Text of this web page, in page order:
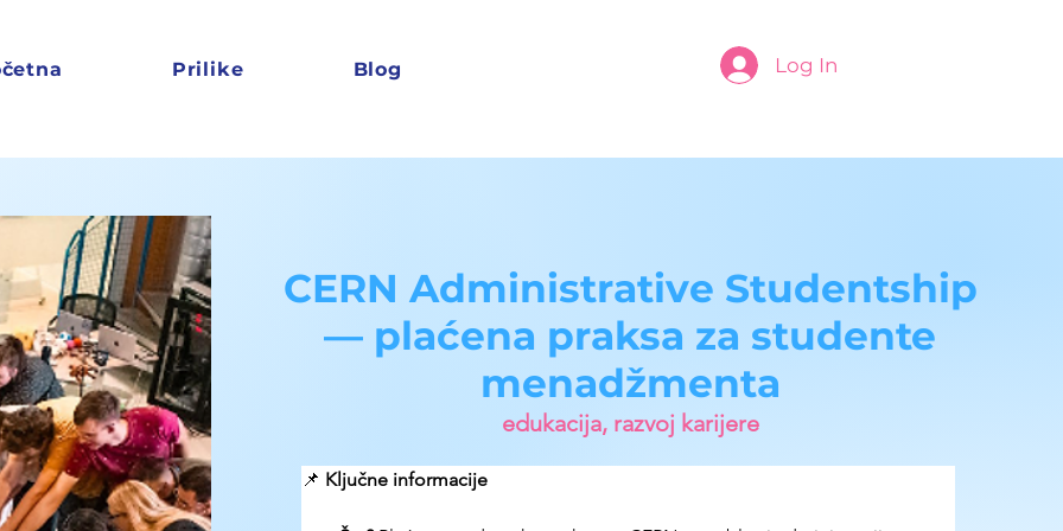
Prilike Blog Log In
CERN Administrative Studentship
— plaćena praksa za studente
menadžmenta
edukacija, razvoj karijere
📌 Ključne informacije